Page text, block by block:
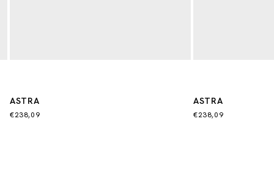
ASTRA
€238,09
ASTRA
€238,09